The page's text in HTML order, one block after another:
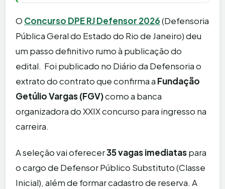
O Concurso DPE RJ Defensor 2026(Defensoria
Pública Geral do Estado do Rio de Janeiro) deu
um passo definitivo rumo à publicação do
edital. Foi publicado no Diário da Defensoria o
extrato do contrato que confirma a Fundação
Getúlio Vargas (FGV)como a banca
organizadora do XXIX concurso para ingresso na
carreira.
A seleção vai oferecer35 vagas imediataspara
o cargo de Defensor Público Substituto (Classe
Inicial), além de formar cadastro de reserva. A